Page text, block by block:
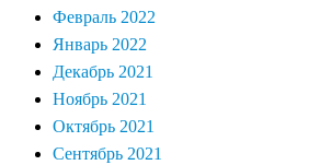
Февраль 2022
Январь 2022
Декабрь 2021
Ноябрь 2021
Октябрь 2021
Сентябрь 2021